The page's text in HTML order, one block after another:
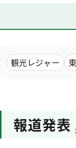
観光レジャー
報道発表